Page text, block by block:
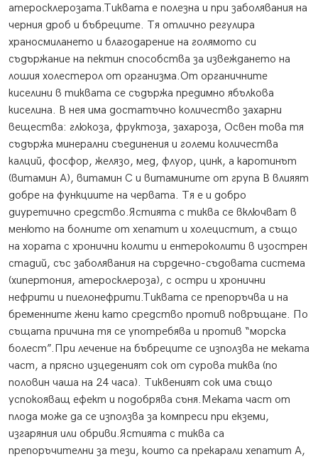
атеросклерозата.Тиквата е полезна и при заболявания на
черния дроб и бъбреците. Тя отлично регулира
храносмилането и благодарение на голямото си
съдържание на пектин способства за извеждането на
лошия холестерол от организма.От органичните
киселини в тиквата се съдържа предимно ябълкова
киселина. В нея има достатъчно количество захарни
вещества: глюкоза, фруктоза, захароза, Освен това тя
съдържа минерални съединения и големи количества
калций, фосфор, желязо, мед, флуор, цинк, а каротинът
(витамин А), витамин С и витамините от група В влияят
добре на функциите на червата. Тя е и добро
диуретично средство.Ястията с тиква се включват в
менюто на болните от хепатит и холецистит, а също
на хората с хронични колити и ентероколити в изострен
стадий, със заболявания на сърдечно-съдовата система
(хипертония, атеросклероза), с остри и хронични
нефрити и пиелонефрити.Тиквата се препоръчва и на
бременните жени като средство против повръщане. По
същата причина тя се употребява и против “морска
болест”.При лечение на бъбреците се използва не меката
част, а прясно изцеденият сок от сурова тиква (по
половин чаша на 24 часа). Тиквеният сок има също
успокояващ ефект и подобрява съня.Меката част от
плода може да се използва за компреси при екземи,
изгаряния или обриви.Ястията с тиква са
препоръчителни за тези, които са прекарали хепатит А,